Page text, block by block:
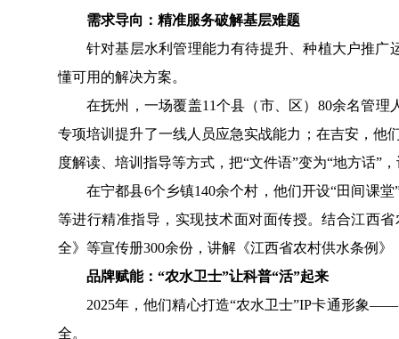
需求导向：精准服务破解基层难题
针对基层水利管理能力有待提升、种植大户推
懂可用的解决方案。
在抚州，一场覆盖11个县 （市、 区） 80余名管理
专项培训提升了一线人员应急实战能力；在吉安， 他
度解读、培训指导等方式，把“文件语”变为“地方话”
在宁都县6个乡镇140余个村， 他们开设“田间课
等进行精准指导 ， 实现技术面对面传授。结合江西
全》等宣传册300余份， 讲解《江西省农村供水条例》
品牌赋能： “农水卫士”让科普“活”起来
2025年，他们精心打造“农水卫士”IP卡通形象——
全。